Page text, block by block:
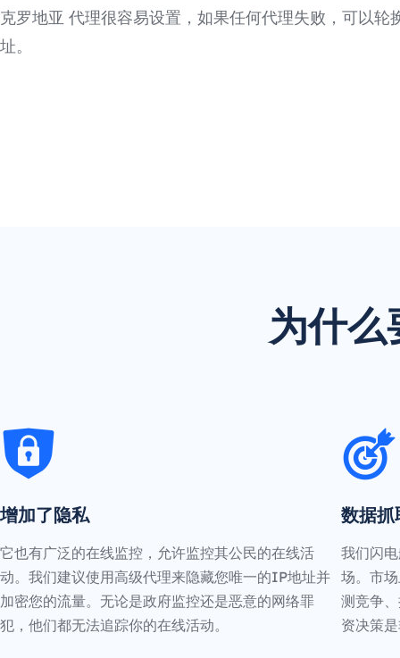
克罗地亚 代理很容易设置，如果任何代理失败，可以轮
址。
为什
增加了隐私
它也有广泛的在线监控，允许监控其公民的在线活
动。我们建议使用高级代理来隐藏您唯一的IP地址并
加密您的流量。无论是政府监控还是恶意的网络罪
犯，他们都无法追踪你的在线活动。
数据抓
我们闪
场。市
测竞争
资决策